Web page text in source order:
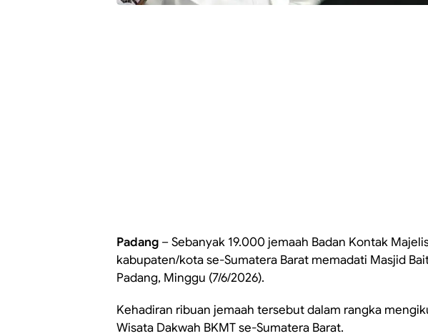
Padang – Sebanyak 19.000 jemaah Badan Kontak
kabupaten/kota se-Sumatera Barat memadati Masjid
Padang, Minggu (7/6/2026).
Kehadiran ribuan jemaah tersebut dalam rangka
Wisata Dakwah BKMT se-Sumatera Barat.